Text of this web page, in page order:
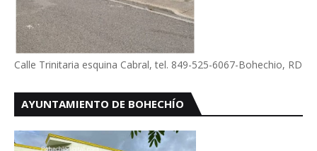
Calle Trinitaria esquina Cabral, tel. 849-525-6067-Bohechio, RD
AYUNTAMIENTO DE BOHECHÍO